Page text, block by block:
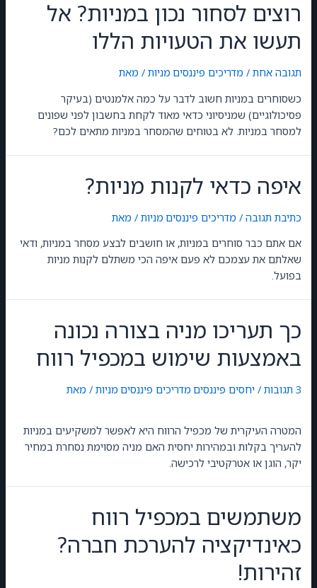
רוצים לסחור נכון במניות? אל
תעשו את הטעויות הללו
תגובה אחת / מדריכים פיננסים מניות / מאת
כשסוחרים במניות חשוב לדבר על כמה אלמנטים (בעיקר
פסיכולוגיים) שמניסיוני כדאי מאוד לקחת בחשבון לפני שפונים
למסחר במניות. לא בטוחים שהמסחר במניות מתאים לכם?
איפה כדאי לקנות מניות?
כתיבת תגובה / מדריכים פיננסים מניות / מאת
אם אתם כבר סוחרים במניות, או חושבים לבצע מסחר במניות, ודאי
שאלתם את עצמכם לא פעם איפה הכי משתלם לקנות מניות
בפועל.
כך תעריכו מניה בצורה נכונה
באמצעות שימוש במכפיל רווח
3 תגובות / יחסים פיננסים מדריכים פיננסים מניות / מאת
המטרה העיקרית של מכפיל הרווח היא לאפשר למשקיעים במניות
להעריך בקלות ובמהירות יחסית האם מניה מסוימת נסחרת במחיר
יקר, הוגן או אטרקטיבי לרכישה.
משתמשים במכפיל רווח
כאינדיקציה להערכת חברה?
זהירות!